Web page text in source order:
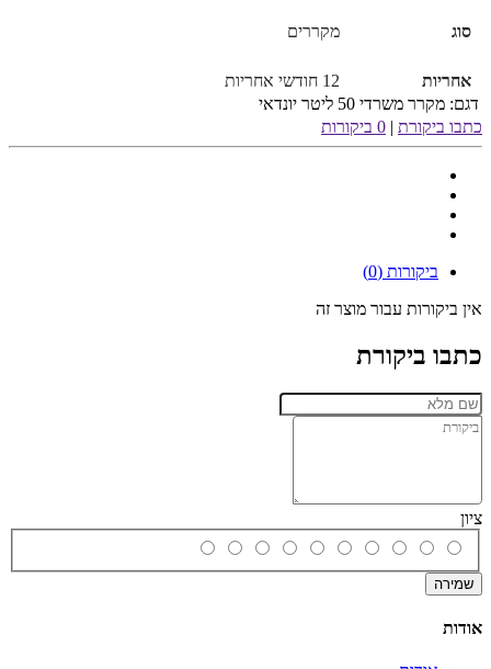
סוג מקררים
אחריות
12 חודשי אחריות
דגם: מקרר משרדי 50 ליטר יונדאי
כתבו ביקורת | 0 ביקורות
ביקורות (0)
אין ביקורות עבור מוצר זה
כתבו ביקורת
ציון
שמירה
אודות